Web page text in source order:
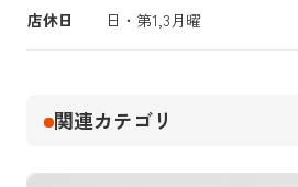
店休日 日・第1,3月曜
関連カテゴリ